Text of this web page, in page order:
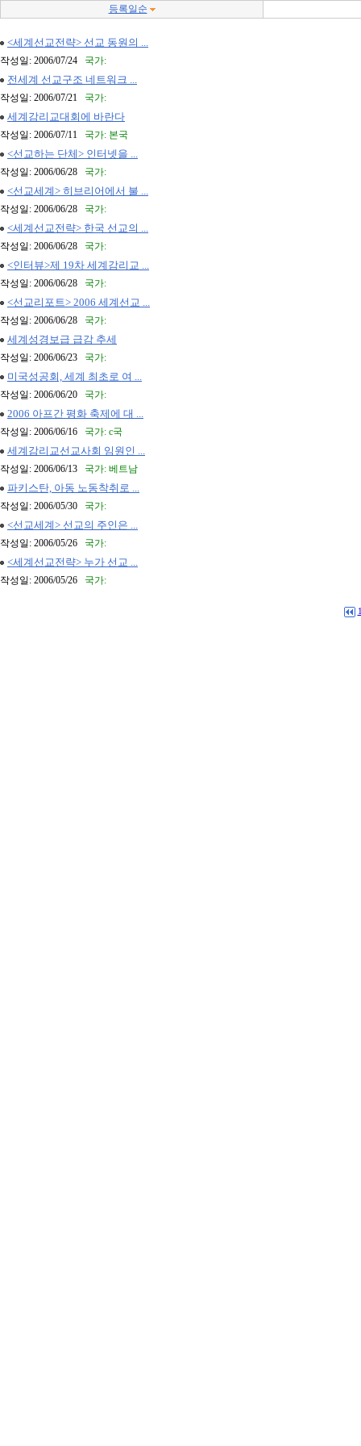
등록일순
<세계선교전략> 선교 동원의 ...
작성일: 2006/07/24 국가:
전세계 선교구조 네트워크 ...
작성일: 2006/07/21 국가:
세계감리교대회에 바란다
작성일: 2006/07/11 국가: 본국
<선교하는 단체> 인터넷을 ...
작성일: 2006/06/28 국가:
<선교세계> 히브리어에서 불 ...
작성일: 2006/06/28 국가:
<세계선교전략> 한국 선교의 ...
작성일: 2006/06/28 국가:
<인터뷰>제 19차 세계감리교 ...
작성일: 2006/06/28 국가:
<선교리포트> 2006 세계선교 ...
작성일: 2006/06/28 국가:
세계성경보급 급감 추세
작성일: 2006/06/23 국가:
미국성공회, 세계 최초로 여 ...
작성일: 2006/06/20 국가:
2006 아프간 평화 축제에 대 ...
작성일: 2006/06/16 국가: c국
세계감리교선교사회 임원인 ...
작성일: 2006/06/13 국가: 베트남
파키스탄, 아동 노동착취로 ...
작성일: 2006/05/30 국가:
<선교세계> 선교의 주인은 ...
작성일: 2006/05/26 국가:
<세계선교전략> 누가 선교 ...
작성일: 2006/05/26 국가: